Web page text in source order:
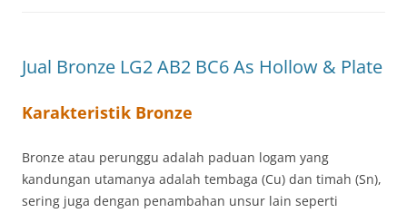
Jual Bronze LG2 AB2 BC6 As Hollow & Plate
Karakteristik Bronze
Bronze atau perunggu adalah paduan logam yang
kandungan utamanya adalah tembaga (Cu) dan timah (Sn),
sering juga dengan penambahan unsur lain seperti